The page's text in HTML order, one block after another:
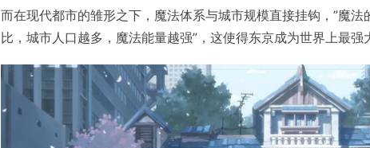
而在现代都市的雏形之下，魔法体系与城市规模直接挂钩，”魔
比，城市人口越多，魔法能量越强”，这使得东京成为世界上最强